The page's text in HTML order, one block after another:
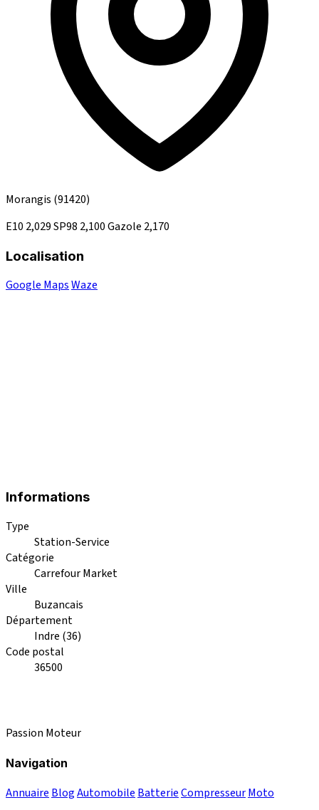
Morangis (91420)
E10 2,029SP98 2,100Gazole 2,170
Localisation
Google MapsWaze
Informations
Type
Station-Service
Catégorie
Carrefour Market
Ville
Buzancais
Département
Indre (36)
Code postal
36500
Passion Moteur
Navigation
Annuaire BlogAutomobile BatterieCompresseurMoto